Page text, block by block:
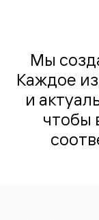
Мы
Каждое
и
чтобы